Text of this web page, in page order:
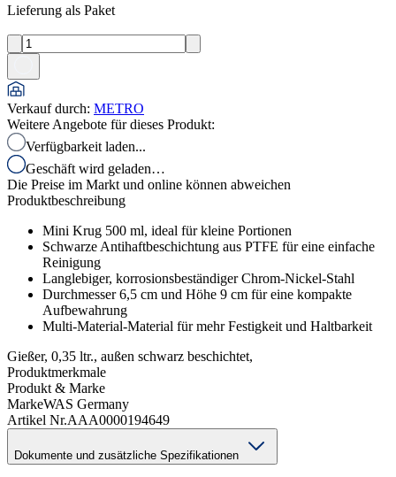
Lieferung als Paket
Verkauf durch: METRO
Weitere Angebote für dieses Produkt:
Verfügbarkeit laden...
Geschäft wird geladen…
Die Preise im Markt und online können abweichen
Produktbeschreibung
Mini Krug 500 ml, ideal für kleine Portionen
Schwarze Antihaftbeschichtung aus PTFE für eine einfache
Reinigung
Langlebiger, korrosionsbeständiger Chrom-Nickel-Stahl
Durchmesser 6,5 cm und Höhe 9 cm für eine kompakte
Aufbewahrung
Multi-Material-Material für mehr Festigkeit und Haltbarkeit
Gießer, 0,35 ltr., außen schwarz beschichtet,
Produktmerkmale
Produkt & Marke
MarkeWAS Germany
Artikel Nr.AAA0000194649
Dokumente und zusätzliche Spezifikationen